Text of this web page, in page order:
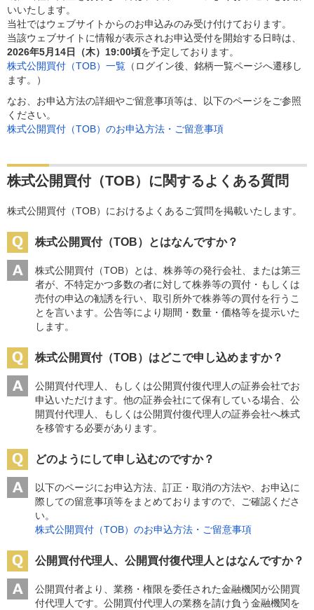
いいたします。
当社ではウェブサイトからのお申込みのみ受け付けております。
当該ウェブサイトに情報が表示されお申込受付を開始する日時は、
2026年5月14日（木）19:00頃を予定しております。
株式公開買付（TOB）一覧 （ログイン後、銘柄一覧ページへ遷移し
ます。）
なお、お申込方法の詳細やご留意事項等は、以下のページをご参照
ください。
株式公開買付（TOB）のお申込方法・ご留意事項
株式公開買付（TOB）に関するよくある質問
株式公開買付（TOB）におけるよくあるご質問を掲載いたします。
株式公開買付（TOB）とはなんですか？
株式公開買付（TOB）とは、株券等の発行会社、または第三
者が、不特定かつ多数の者に対して株券等の買付・もしくは
売付の申込の勧誘を行い、取引所外で株券等の買付を行うこ
とを言います。公告等により期間・数量・価格等を提示いた
します。
株式公開買付（TOB）はどこで申し込めますか？
公開買付代理人、もしくは公開買付復代理人の証券会社でお
申込いただけます。他の証券会社にて保有している場合、公
開買付代理人、もしくは公開買付復代理人の証券会社へ株式
を移管する必要があります。
どのようにして申し込むのですか？
以下のページにお申込方法、訂正・取消の方法や、お申込に
際しての留意事項等をまとめておりますので、ご確認くださ
い。
株式公開買付（TOB）のお申込方法・ご留意事項
公開買付代理人、公開買付復代理人とはなんですか？
公開買付者より、業務・権限を委任された金融機関が公開買
付代理人です。公開買付代理人の業務を請け負う金融機関を